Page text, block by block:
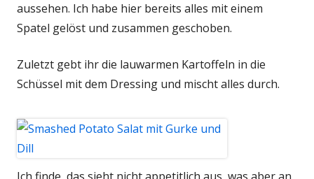
aussehen. Ich habe hier bereits alles mit einem
Spatel gelöst und zusammen geschoben.
Zuletzt gebt ihr die lauwarmen Kartoffeln in die
Schüssel mit dem Dressing und mischt alles durch.